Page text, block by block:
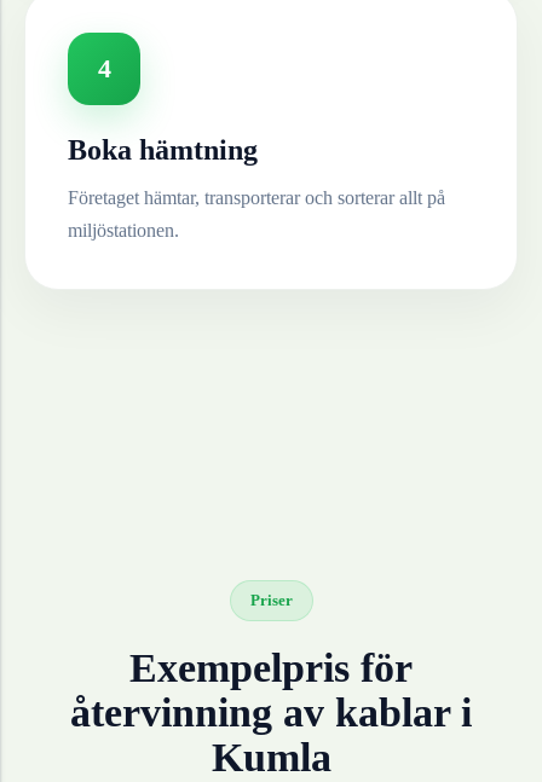
4
Boka hämtning
Företaget hämtar, transporterar och sorterar allt på
miljöstationen.
Priser
Exempelpris för
återvinning av kablari
Kumla